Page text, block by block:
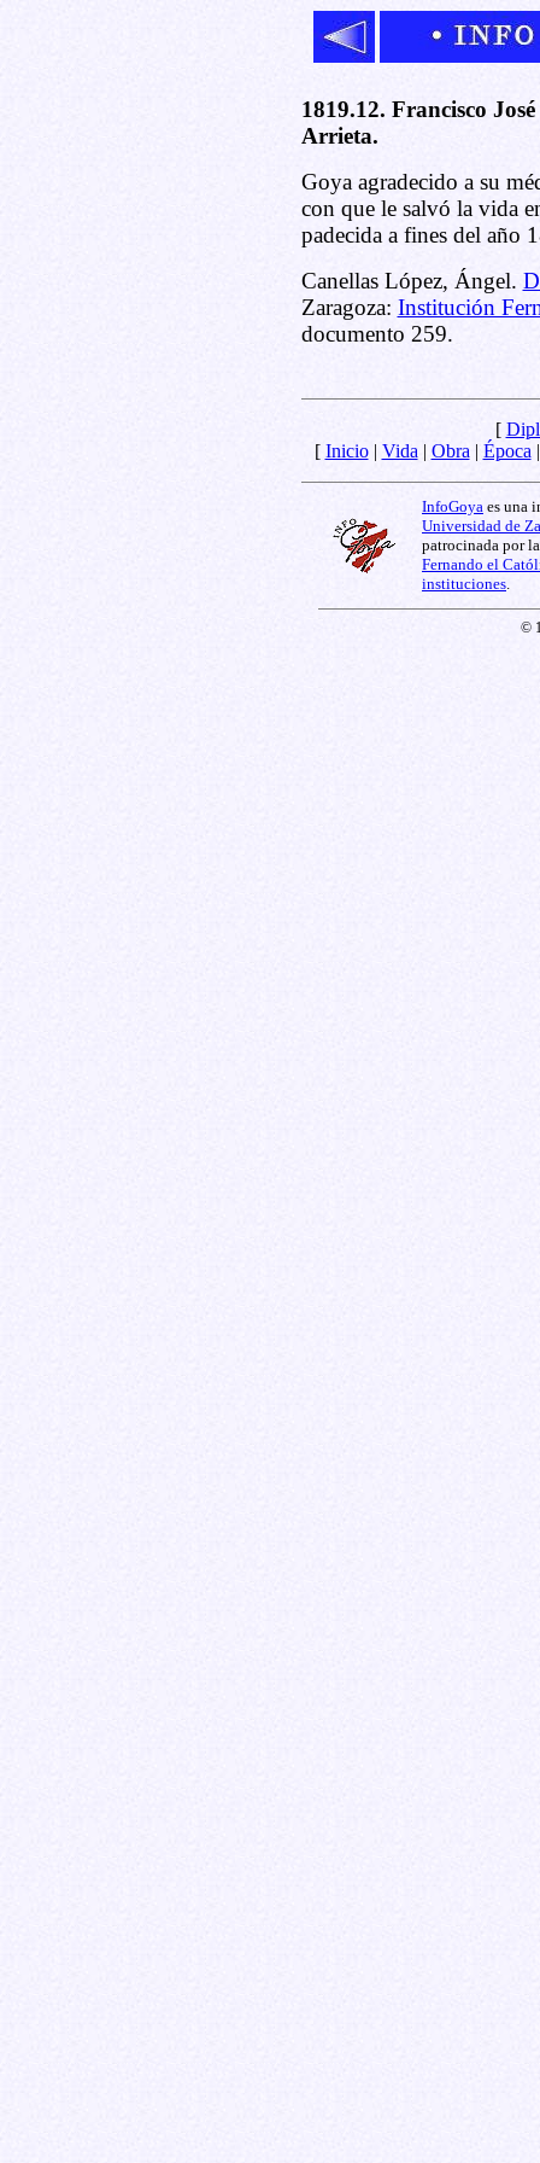
1819.12. Francisco
Arrieta.
Goya agradecido a su
con que le salvó la vida
padecida a fines del año
Canellas López, Ángel.
Zaragoza: Institución
documento 259.
[
[ Inicio| Vida | Obra | Época
InfoGoya es una
Universidad de
patrocinada por
Fernando el
instituciones
©